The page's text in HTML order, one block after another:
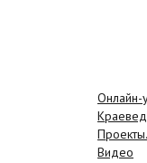
Онлайн-
Видео